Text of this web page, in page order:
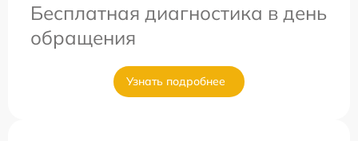
Бесплатная диагностика в день
обращения
Узнать подробнее